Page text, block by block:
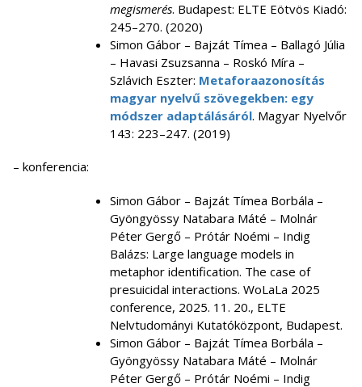
megismerés. Budapest: ELTE Eötvös Kiadó:
245–270. (2020)
Simon Gábor – Bajzát Tímea – Ballagó Júlia
– Havasi Zsuzsanna – Roskó Míra –
Szlávich Eszter: Metaforaazonosítás
magyar nyelvű szövegekben: egy
módszer adaptálásáról. Magyar Nyelvőr
143: 223–247. (2019)
– konferencia:
Simon Gábor – Bajzát Tímea Borbála –
Gyöngyössy Natabara Máté – Molnár
Péter Gergő – Prótár Noémi – Indig
Balázs: Large language models in
metaphor identification. The case of
presuicidal interactions. WoLaLa 2025
conference, 2025. 11. 20., ELTE
Nelvtudományi Kutatóközpont, Budapest.
Simon Gábor – Bajzát Tímea Borbála –
Gyöngyössy Natabara Máté – Molnár
Péter Gergő – Prótár Noémi – Indig